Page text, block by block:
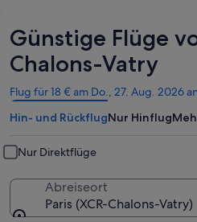
Günstige Flüge
Chalons-Vatry
Flug für 18 € am Do., 27. Aug. 2026
Wird
in
einem
Fenster
geöffnet
Hin- und RückflugNur Hinflug
Nur Direktflüge
Abreiseort
Paris (XCR-Chalons-Vatry)